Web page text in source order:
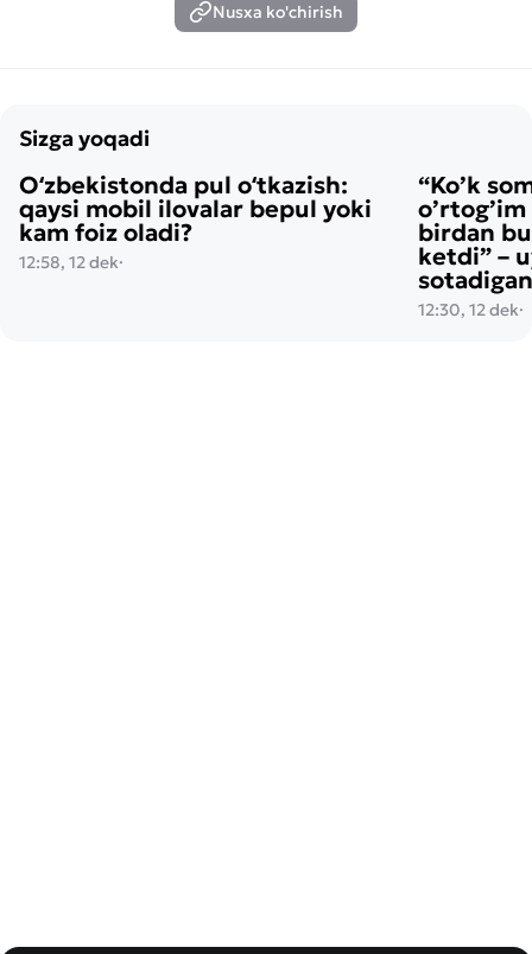
Nusxa ko'chirish
Sizga yoqadi
Oʻzbekistonda pul oʻtkazish:
qaysi mobil ilovalar bepul yoki
kam foiz oladi?
12:58, 12 dek·
“Ko’k
birdan
ketdi” –
12:30, 12 dek·